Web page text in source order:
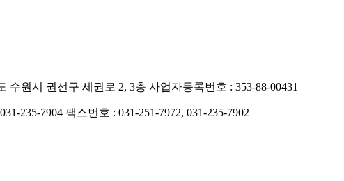
수원시 권선구 세권로 2, 3층 사업자등록번호 : 353-88-00431
235-7904 팩스번호 : 031-251-7972, 031-235-7902